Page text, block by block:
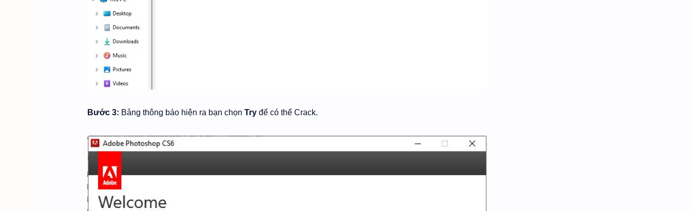
Bước 3: Bảng thông báo hiện ra bạn chọn Tryđể có thể Crack.